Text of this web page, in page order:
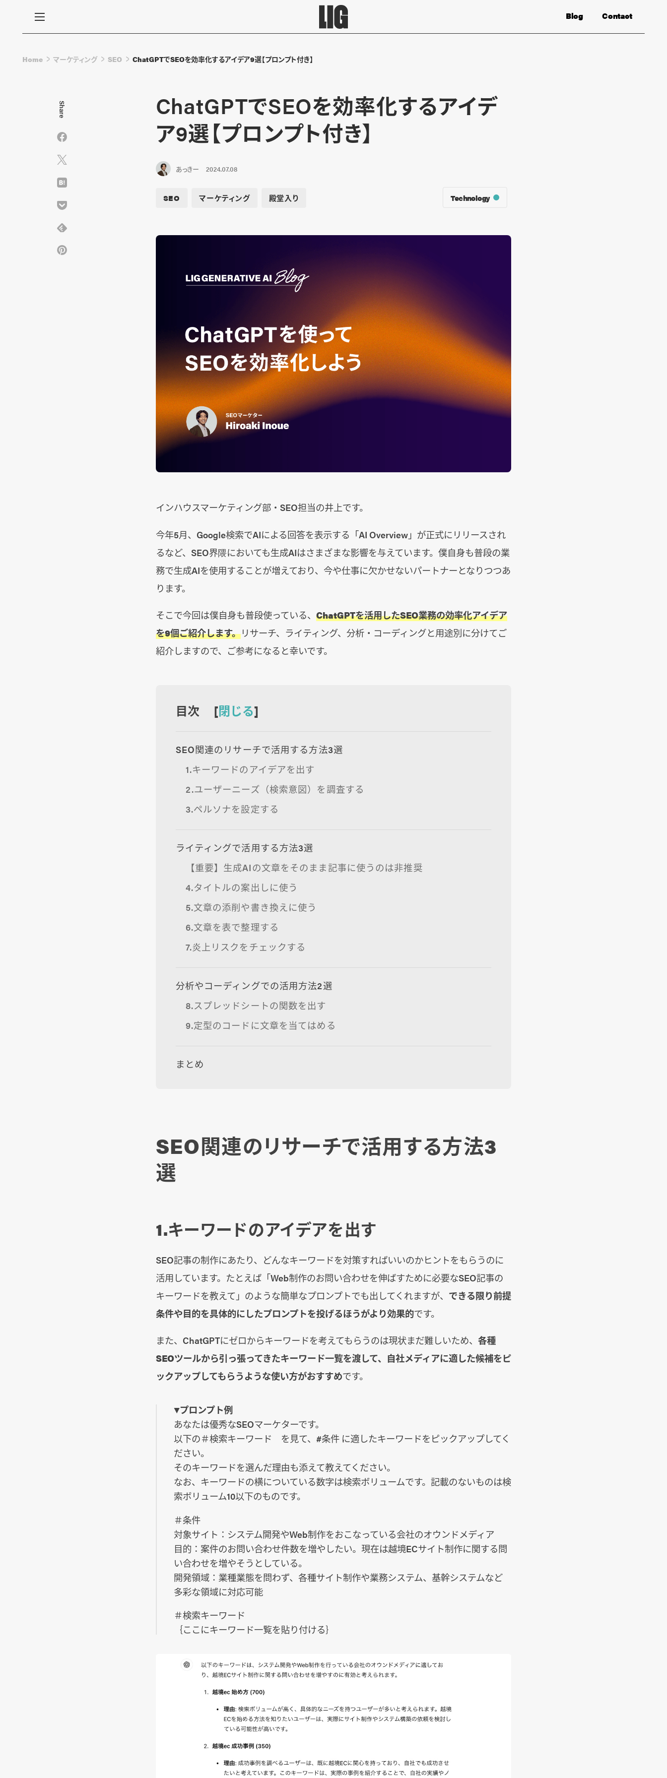
Contact
Blog
Home マーケティング SEO ChatGPTでSEOを効率化するアイデア9選【プロンプト付き】
ChatGPTでSEOを効率化するアイデ
ア9選【プロンプト付き】
あっきー 2024.07.08
SEO マーケティング 殿堂入り Technology
インハウスマーケティング部・SEO担当の井上です。
今年5月、Google検索でAIによる回答を表示する「AI Overview」が正式にリリースされ
るなど、SEO界隈においても生成AIはさまざまな影響を与えています。僕自身も普段の業
務で生成AIを使用することが増えており、今や仕事に欠かせないパートナーとなりつつあ
ります。
そこで今回は僕自身も普段使っている、 ChatGPTを活用したSEO業務の効率化アイデア
を9個ご紹介します。リサーチ、ライティング、分析・コーディングと用途別に分けてご
紹介しますので、ご参考になると幸いです。
目次 [閉じる]
SEO関連のリサーチで活用する方法3選
1.キーワードのアイデアを出す
2.ユーザーニーズ（検索意図）を調査する
3.ペルソナを設定する
ライティングで活用する方法3選
【重要】生成AIの文章をそのまま記事に使うのは非推奨
4.タイトルの案出しに使う
5.文章の添削や書き換えに使う
6.文章を表で整理する
7.炎上リスクをチェックする
分析やコーディングでの活用方法2選
8.スプレッドシートの関数を出す
9.定型のコードに文章を当てはめる
まとめ
SEO関連のリサーチで活用する方法3
選
1.キーワードのアイデアを出す
SEO記事の制作にあたり、どんなキーワードを対策すればいいのかヒントをもらうのに
活用しています。たとえば「Web制作のお問い合わせを伸ばすために必要なSEO記事の
キーワードを教えて」のような簡単なプロンプトでも出してくれますが、 できる限り前提
条件や目的を具体的にしたプロンプトを投げるほうがより効果的です。
また、ChatGPTにゼロからキーワードを考えてもらうのは現状まだ難しいため、 各種
SEOツールから引っ張ってきたキーワード一覧を渡して、自社メディアに適した候補をピ
ックアップしてもらうような使い方がおすすめです。
▼プロンプト例
あなたは優秀なSEOマーケターです。
以下の＃検索キーワード を見て、#条件 に適したキーワードをピックアップしてく
ださい。
そのキーワードを選んだ理由も添えて教えてください。
なお、キーワードの横についている数字は検索ボリュームです。記載のないものは検
索ボリューム10以下のものです。
＃条件
対象サイト：システム開発やWeb制作をおこなっている会社のオウンドメディア
目的：案件のお問い合わせ件数を増やしたい。現在は越境ECサイト制作に関する問
い合わせを増やそうとしている。
開発領域：業種業態を問わず、各種サイト制作や業務システム、基幹システムなど
多彩な領域に対応可能
＃検索キーワード
｛ここにキーワード一覧を貼り付ける｝
Share